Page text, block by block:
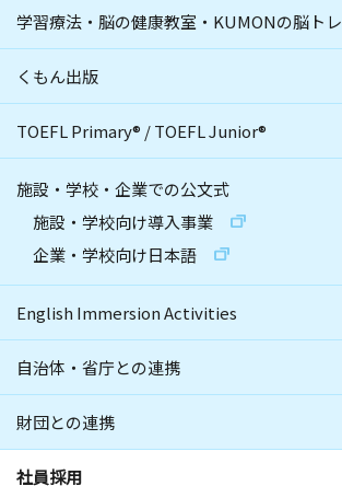
学習療法・脳の健康教室・KUMONの脳トレ
くもん出版
TOEFL Primary® /TOEFL Junior®
施設・学校・企業での公文式
施設・学校向け導入事業
企業・学校向け日本語
English Immersion Activities
自治体・省庁との連携
財団との連携
社員採用